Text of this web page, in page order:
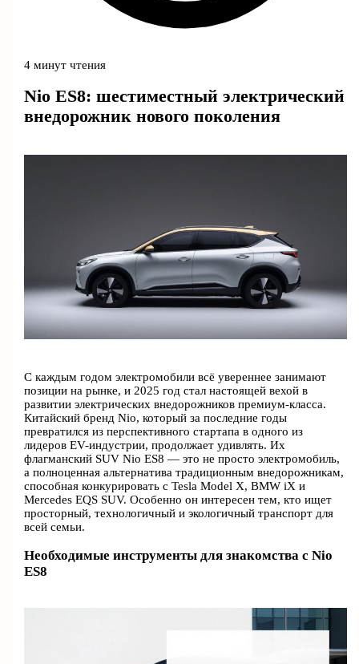
4 минут чтения
Nio ES8: шестиместный электрический
внедорожник нового поколения
С каждым годом электромобили всё увереннее занимают
позиции на рынке, и 2025 год стал настоящей вехой в
развитии электрических внедорожников премиум-класса.
Китайский бренд Nio, который за последние годы
превратился из перспективного стартапа в одного из
лидеров EV-индустрии, продолжает удивлять. Их
флагманский SUV Nio ES8 — это не просто электромобиль,
а полноценная альтернатива традиционным внедорожникам,
способная конкурировать с Tesla Model X, BMW iX и
Mercedes EQS SUV. Особенно он интересен тем, кто ищет
просторный, технологичный и экологичный транспорт для
всей семьи.
Необходимые инструменты для знакомства с Nio
ES8